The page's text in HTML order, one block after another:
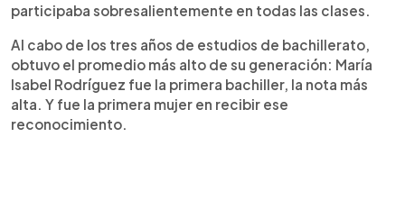
participaba sobresalientemente en todas las clases.
Al cabo de los tres años de estudios de bachillerato,
obtuvo el promedio más alto de su generación: María
Isabel Rodríguez fue la primera bachiller, la nota más
alta. Y fue la primera mujer en recibir ese
reconocimiento.